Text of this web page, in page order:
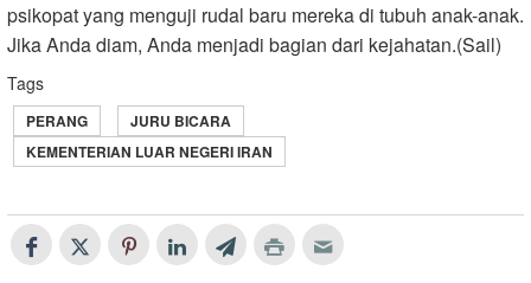
psikopat yang menguji rudal baru mereka di tubuh anak-anak.
Jika Anda diam, Anda menjadi bagian dari kejahatan.(Sail)
Tags
PERANG
JURU BICARA
KEMENTERIAN LUAR NEGERI IRAN